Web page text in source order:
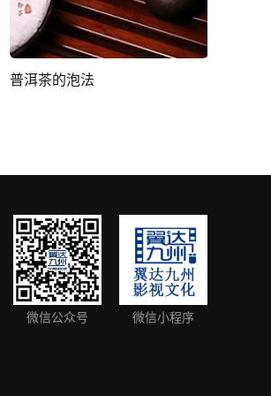
普洱茶的泡法
微信公众号 微信小程序